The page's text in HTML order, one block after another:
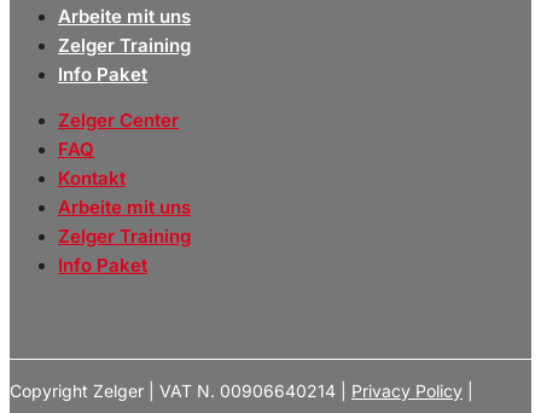
Arbeite mit uns
Zelger Training
Info Paket
Zelger Center
FAQ
Kontakt
Arbeite mit uns
Zelger Training
Info Paket
Copyright Zelger | VAT N. 00906640214 | Privacy Policy